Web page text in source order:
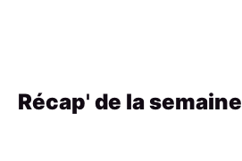
Récap' de la semaine